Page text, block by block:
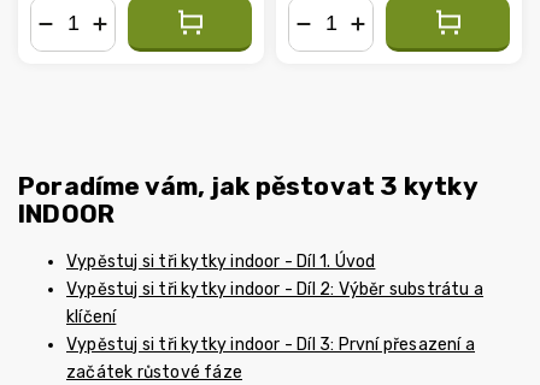
Poradíme vám, jak pěstovat 3 kytky
INDOOR
Vypěstuj si tři kytky indoor - Díl 1. Úvod
Vypěstuj si tři kytky indoor - Díl 2: Výběr substrátu a
klíčení
Vypěstuj si tři kytky indoor - Díl 3: První přesazení a
začátek růstové fáze